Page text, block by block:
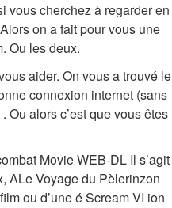
vous cherchez à regarder en
on a fait pour vous une
Ou les deux.
aider. On vous a trouvé le
connexion internet (sans
Ou alors c’est que vous êtes
Movie WEB-DL Il s’agit
ALe Voyage du Pèlerinzon
ou d’une é Scream VI ion